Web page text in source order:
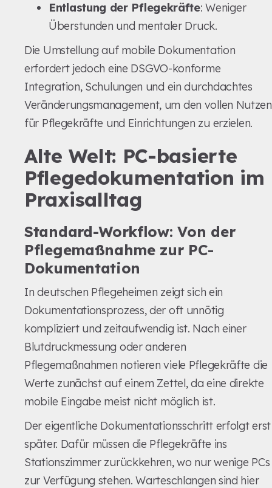
Entlastung der Pflegekräfte: Weniger
Überstunden und mentaler Druck.
Die Umstellung auf mobile Dokumentation
erfordert jedoch eine DSGVO-konforme
Integration, Schulungen und ein durchdachtes
Veränderungsmanagement, um den vollen Nutzen
für Pflegekräfte und Einrichtungen zu erzielen.
Alte Welt: PC-basierte
Pflegedokumentation im
Praxisalltag
Standard-Workflow: Von der
Pflegemaßnahme zur PC-
Dokumentation
In deutschen Pflegeheimen zeigt sich ein
Dokumentationsprozess, der oft unnötig
kompliziert und zeitaufwendig ist. Nach einer
Blutdruckmessung oder anderen
Pflegemaßnahmen notieren viele Pflegekräfte die
Werte zunächst auf einem Zettel, da eine direkte
mobile Eingabe meist nicht möglich ist.
Der eigentliche Dokumentationsschritt erfolgt erst
später. Dafür müssen die Pflegekräfte ins
Stationszimmer zurückkehren, wo nur wenige PCs
zur Verfügung stehen. Warteschlangen sind hier